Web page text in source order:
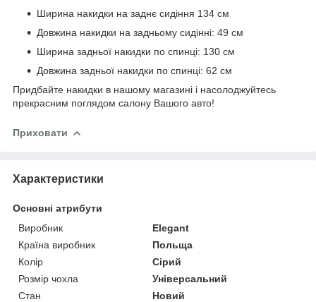
Ширина накидки на заднє сидіння 134 см
Довжина накидки на задньому сидінні: 49 см
Ширина задньої накидки по спинці: 130 см
Довжина задньої накидки по спинці: 62 см
Придбайте накидки в нашому магазині і насолоджуйтесь
прекрасним поглядом салону Вашого авто!
Приховати
Характеристики
Основні атрибути
Виробник
Elegant
Країна виробник
Польща
Колір
Сірий
Розмір чохла
Універсальний
Стан
Новий